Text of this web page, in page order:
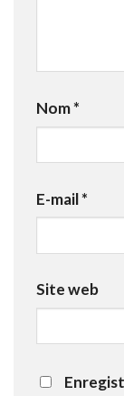
Nom*
E-mail*
Site web